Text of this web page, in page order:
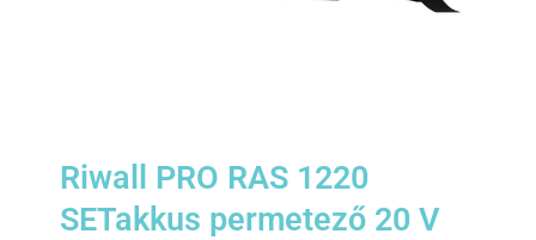
Riwall PRO RAS 1220
SETakkus permetező 20 V